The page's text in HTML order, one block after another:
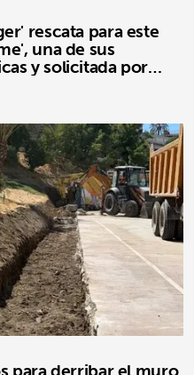
rescata para este
una de sus
y solicitada por